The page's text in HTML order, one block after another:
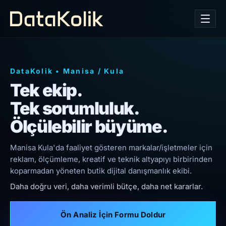
DataKolik • Manisa / Kula
Tek ekip.
Tek sorumluluk.
Ölçülebilir büyüme.
Manisa Kula'da faaliyet gösteren markalar/işletmeler için
reklam, ölçümleme, kreatif ve teknik altyapıyı birbirinden
koparmadan yöneten butik dijital danışmanlık ekibi.
Daha doğru veri, daha verimli bütçe, daha net kararlar.
Ön Analiz İçin Formu Doldur